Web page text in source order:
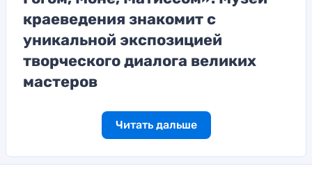
краеведения знакомит с
уникальной экспозицией
творческого диалога великих
мастеров
Читать дальше